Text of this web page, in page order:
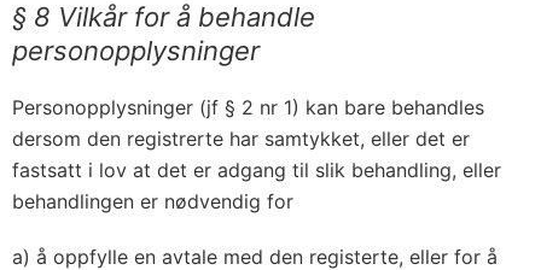
§ 8 Vilkår for å behandle
personopplysninger
Personopplysninger (jf § 2 nr 1) kan bare behandles
dersom den registrerte har samtykket, eller det er
fastsatt i lov at det er adgang til slik behandling, eller
behandlingen er nødvendig for
a) å oppfylle en avtale med den registerte, eller for å